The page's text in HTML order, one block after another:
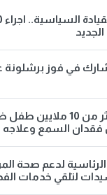
في فوز برشلونة
الصحة»: فحص أكثر من 10
السمع وعلاجه
الرئاسية لدعم صحة